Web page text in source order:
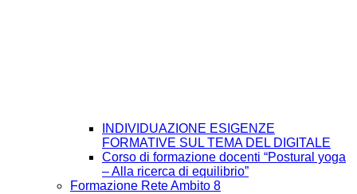
INDIVIDUAZIONE ESIGENZE
FORMATIVE SUL TEMA DEL DIGITALE
Corso di formazione docenti “Postural yoga
– Alla ricerca di equilibrio”
Formazione Rete Ambito 8